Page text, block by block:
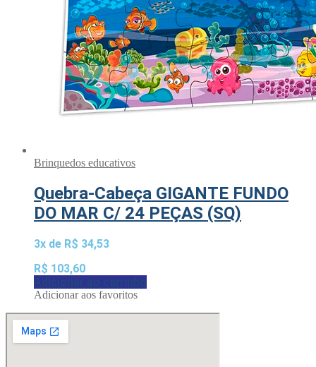
Brinquedos educativos
Quebra-Cabeça GIGANTE FUNDO
DO MAR C/ 24 PEÇAS (SQ)
3x de R$ 34,53
R$ 103,60
Adicionar ao carrinho
Adicionar aos favoritos